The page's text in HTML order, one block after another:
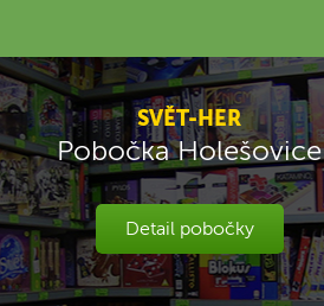
SVĚT-HER
Pobočka Holešovice
Detail pobočky